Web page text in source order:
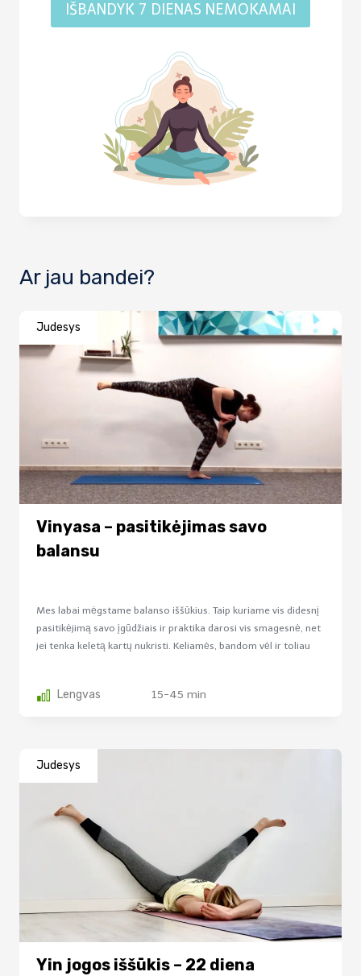
IŠBANDYK 7 DIENAS NEMOKAMAI
Ar jau bandei?
Judesys
Vinyasa – pasitikėjimas savo
balansu
Mes labai mėgstame balanso iššūkius. Taip kuriame vis didesnį
pasitikėjimą savo įgūdžiais ir praktika darosi vis smagesnė, net
jei tenka keletą kartų nukristi. Keliamės, bandom vėl ir toliau
Lengvas 15-45 min
Judesys
Yin jogos iššūkis – 22 diena